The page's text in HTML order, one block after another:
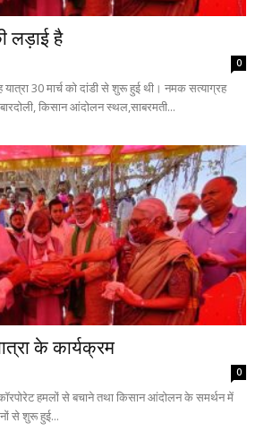
लड़ाई है
0
30 मार्च को दांडी से शुरू हुई थी। नमक सत्याग्रह
किसान आंदोलन स्थल,साबरमती...
के कार्यक्रम
0
हमलों से बचाने तथा किसान आंदोलन के समर्थन में
से शुरू हुई...